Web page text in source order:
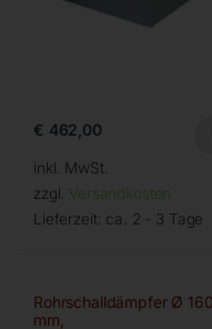
€ 462,00
inkl. MwSt.
zzgl. Versandkosten
Lieferzeit: ca. 2 - 3 Tage
Rohrschalldämpfer Ø 160
mm,